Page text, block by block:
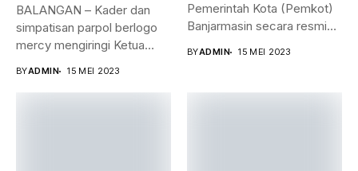
BALANGAN – Kader dan
simpatisan parpol berlogo
mercy mengiringi Ketua
BYADMIN 15 MEI 2023
Pemerintah Kota (Pemkot)
Banjarmasin secara resmi
BYADMIN 15 MEI 2023